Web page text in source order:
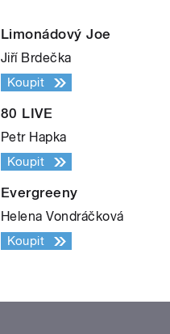
Limonádový Joe
Jiří Brdečka
Koupit
80 LIVE
Petr Hapka
Koupit
Evergreeny
Helena Vondráčková
Koupit